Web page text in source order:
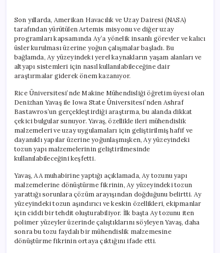
İnsanından
Yenilikçi
Araştırma
için
Son yıllarda, Amerikan Havacılık ve Uzay Dairesi (NASA)
tarafından yürütülen Artemis misyonu ve diğer uzay
programları kapsamında Ay’a yönelik insanlı görevler ve kalıcı
üsler kurulması üzerine yoğun çalışmalar başladı. Bu
bağlamda, Ay yüzeyindeki yerel kaynakların yaşam alanları ve
altyapı sistemleri için nasıl kullanılabileceğine dair
araştırmalar giderek önem kazanıyor.
Rice Üniversitesi’nde Makine Mühendisliği öğretim üyesi olan
Denizhan Yavaş ile Iowa State Üniversitesi’nden Ashraf
Bastawros’un gerçekleştirdiği araştırma, bu alanda dikkat
çekici bulgular sunuyor. Yavaş, özellikle ileri mühendislik
malzemeleri ve uzay uygulamaları için geliştirilmiş hafif ve
dayanıklı yapılar üzerine yoğunlaşmışken, Ay yüzeyindeki
tozun yapı malzemelerinin geliştirilmesinde
kullanılabileceğini keşfetti.
Yavaş, AA muhabirine yaptığı açıklamada, Ay tozunu yapı
malzemelerine dönüştürme fikrinin, Ay yüzeyindeki tozun
yarattığı sorunlara çözüm arayışından doğduğunu belirtti. Ay
yüzeyindeki tozun aşındırıcı ve keskin özellikleri, ekipmanlar
için ciddi bir tehdit oluşturabiliyor. İlk başta Ay tozunu iten
polimer yüzeyler üzerinde çalıştıklarını söyleyen Yavaş, daha
sonra bu tozu faydalı bir mühendislik malzemesine
dönüştürme fikrinin ortaya çıktığını ifade etti.